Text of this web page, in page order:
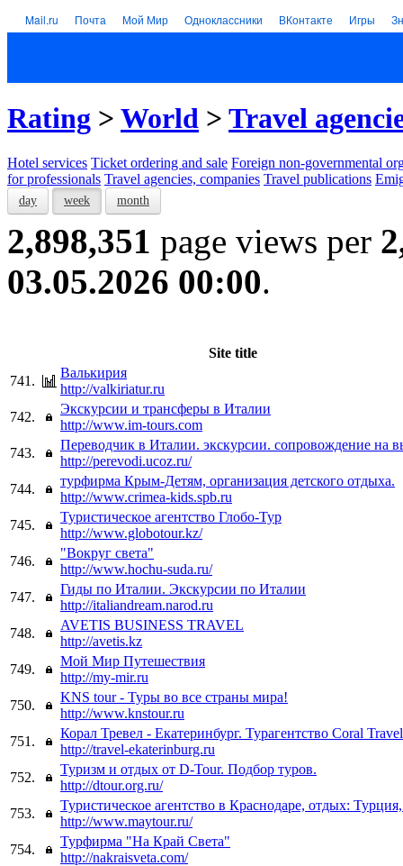
Mail.ru Почта Мой Мир Одноклассники ВКонтакте Игры
Rating > World > Travel
Hotel services Тicket ordering and sale Foreign non-governmental
for professionals Travel agencies, companies Travel publications
day week month
2,898,351 page views per
03.05.2026 00:00.
Site title
741.
Валькирия
http://valkiriatur.ru
742.
Экскурсии и трансферы в Италии
http://www.im-tours.com
743.
Переводчик в Италии. экскурсии. сопровождение на
http://perevodi.ucoz.ru/
744.
турфирма Крым-Детям, организация детского отдыха.
http://www.crimea-kids.spb.ru
745.
Туристическое агентство Глобо-Тур
http://www.globotour.kz/
746.
"Вокруг света"
http://www.hochu-suda.ru/
747.
Гиды по Италии. Экскурсии по Италии
http://italiandream.narod.ru
748.
AVETIS BUSINESS TRAVEL
http://avetis.kz
749.
Мой Мир Путешествия
http://my-mir.ru
750.
KNS tour - Туры во все страны мира!
http://www.knstour.ru
751.
Корал Тревел - Екатеринбург. Турагентство Coral Travel
http://travel-ekaterinburg.ru
752.
Туризм и отдых от D-Tour. Подбор туров.
http://dtour.org.ru/
753.
Туристическое агентство в Краснодаре, отдых:
http://www.maytour.ru/
754.
Турфирма "На Край Света"
http://nakraisveta.com/